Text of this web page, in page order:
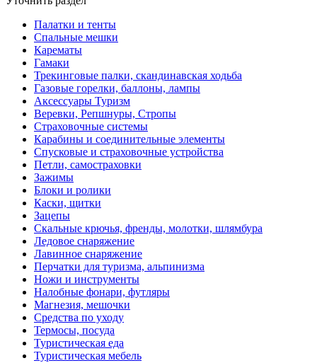
Палатки и тенты
Спальные мешки
Карематы
Гамаки
Трекинговые палки, скандинавская ходьба
Газовые горелки, баллоны, лампы
Аксессуары Туризм
Веревки, Репшнуры, Стропы
Страховочные системы
Карабины и соединительные элементы
Спусковые и страховочные устройства
Петли, самостраховки
Зажимы
Блоки и ролики
Каски, щитки
Зацепы
Скальные крючья, френды, молотки, шлямбура
Ледовое снаряжение
Лавинное снаряжение
Перчатки для туризма, альпинизма
Ножи и инструменты
Налобные фонари, футляры
Магнезия, мешочки
Средства по уходу
Термосы, посуда
Туристическая еда
Туристическая мебель